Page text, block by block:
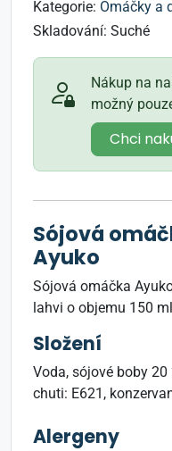
Kategorie: Omáčky a
Skladování: Suché
Nákup na
možný
Chci
Sójová
Ayuko
Sójová omáčka
lahvi o objemu 150 ml
Složení
Voda, sójové boby 20
chuti: E621,
Alergeny